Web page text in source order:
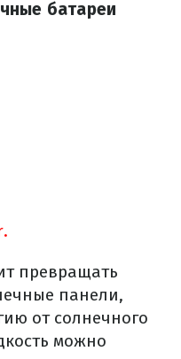
батареи
превращать
панели,
от солнечного
можно